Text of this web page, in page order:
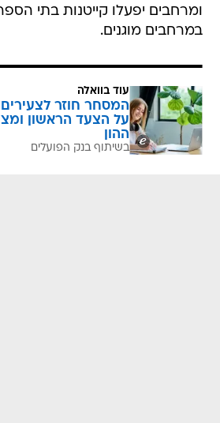
ומרחבים יפעלו קייטנות בתי הספר
במרחבים מוגנים.
עוד בוואלה
המסחר חוזר
על הצעד הראשון
ההון
בשיתוף בנק הפועלים